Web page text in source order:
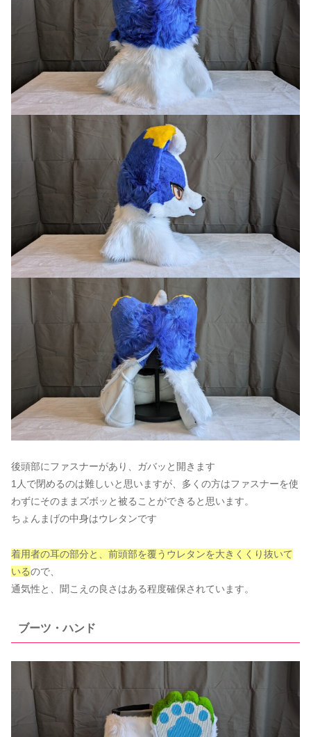
後頭部にファスナーがあり、ガバッと開きます
1人で閉めるのは難しいと思いますが、多くの方はファスナーを使
わずにそのままズボッと被ることができると思います。
ちょんまげの中身はウレタンです
着用者の耳の部分と、前頭部を覆うウレタンを大きくくり抜いて
いるので、
通気性と、聞こえの良さはある程度確保されています。
ブーツ・ハンド